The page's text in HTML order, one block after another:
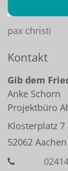
pax christi
Kontakt
Gib dem
Anke Schorn
Projektbüro
Klosterplatz 7
52062 Aachen